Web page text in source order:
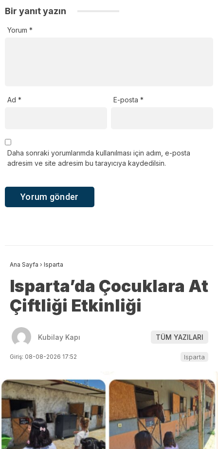
Bir yanıt yazın
Yorum *
Ad * E-posta*
Daha sonraki yorumlarımda kullanılması için adım, e-posta
adresim ve site adresim bu tarayıcıya kaydedilsin.
Ana Sayfa › Isparta
Isparta’da Çocuklara At
Çiftliği Etkinliği
Kubilay Kapı TÜM YAZILARI
Giriş: 08-08-2026 17:52 Isparta